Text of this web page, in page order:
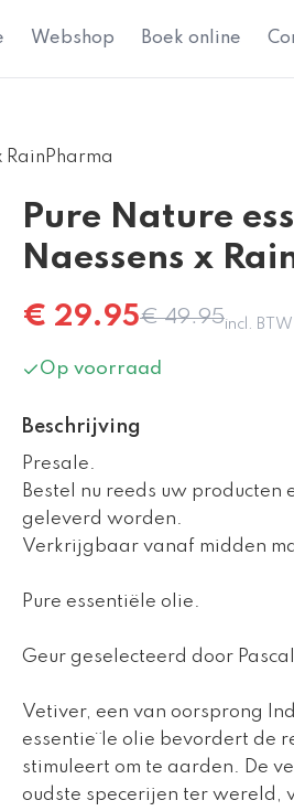
Webshop Boek online
RainPharma
Pure Nature
Naessens x
€ 29.95€49.95incl. BTW
Op voorraad
Beschrijving
Presale.
Bestel nu reeds uw
geleverd worden.
Verkrijgbaar vanaf midden
Pure essentiële olie.
Geur geselecteerd door
Vetiver, een van oorsprong
essentie¨le olie bevordert de
stimuleert om te aarden. De
oudste specerijen ter wereld,